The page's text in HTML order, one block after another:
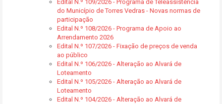
Edital N.º 109/2026 - Programa de Teleassistência
do Município de Torres Vedras - Novas normas de
participação
Edital N.º 108/2026 - Programa de Apoio ao
Arrendamento 2026
Edital N.º 107/2026 - Fixação de preços de venda
ao público
Edital N.º 106/2026 - Alteração ao Alvará de
Loteamento
Edital N.º 105/2026 - Alteração ao Alvará de
Loteamento
Edital N.º 104/2026 - Alteração ao Alvará de